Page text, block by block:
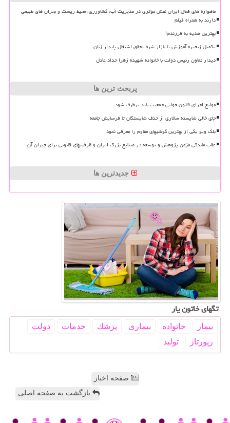
ماهواره های فعال ایران نقش مؤثری در مدیریت آب، کشاورزی، محیط زیست و بحران های طبیعی
دارند به همراه فیلم
بهترین هدیه به فرزندم!
تکمیل زنجیره آموزش تا بازار شرط تحقق اشتغال پایدار زنان
دیدار معاون رئیس دولت با خانواده شهیده زهرا حداد عادل
پربحث ترین ها
موانع اجرای قانون جوانی جمعیت باید برطرف شود
جای خالی شایسته سالاری از حذف شایستگان تا فرسایش جامعه
بلک ویو یکی از بهترین گوشیهای مقاوم را معرفی نمود
عقب ماندگی مزمن پژوهش و توسعه در صنایع بزرگ ایران و ظرفیتهای قانونی برای جبران آن
جدیدترین ها
تگهای خاتون یار
بیمار خانواده بیماری پزشك خدمات
دولت
رپورتاژ
تولید
صفحه اخبار
بازگشت به صفحه اصلی